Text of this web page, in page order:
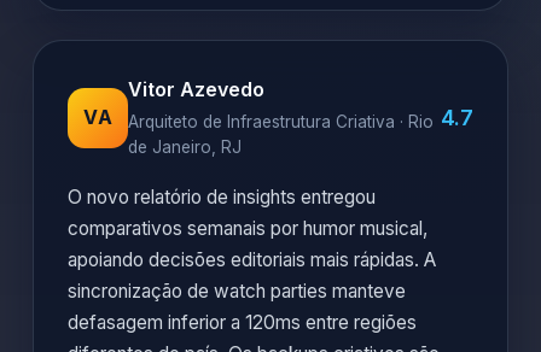
VA
Vitor Azevedo
Arquiteto de Infraestrutura Criativa · Rio
de Janeiro, RJ
4.7
O novo relatório de insights entregou
comparativos semanais por humor musical,
apoiando decisões editoriais mais rápidas. A
sincronização de watch parties manteve
defasagem inferior a 120ms entre regiões